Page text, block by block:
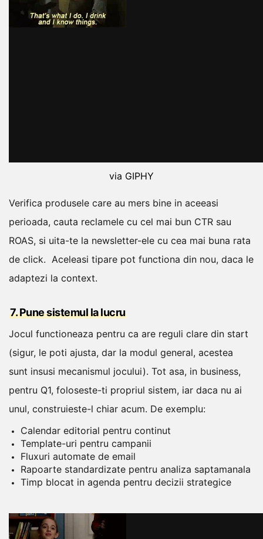
via GIPHY
Verifica produsele care au mers bine in aceeasi
perioada, cauta reclamele cu cel mai bun CTR sau
ROAS, si uita-te la newsletter-ele cu cea mai buna rata
de click. Aceleasi tipare pot functiona din nou, daca le
adaptezi la context.
7. Pune sistemul la lucru
Jocul functioneaza pentru ca are reguli clare din start
(sigur, le poti ajusta, dar la modul general, acestea
sunt insusi mecanismul jocului). Tot asa, in business,
pentru Q1, foloseste-ti propriul sistem, iar daca nu ai
unul, construieste-l chiar acum. De exemplu:
Calendar editorial pentru continut
Template-uri pentru campanii
Fluxuri automate de email
Rapoarte standardizate pentru analiza saptamanala
Timp blocat in agenda pentru decizii strategice